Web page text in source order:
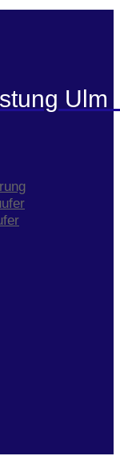
Ulm